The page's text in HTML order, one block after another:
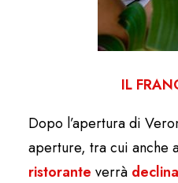
IL
Dopo l’apertura di
aperture, tra cui anche
ristorante verrà